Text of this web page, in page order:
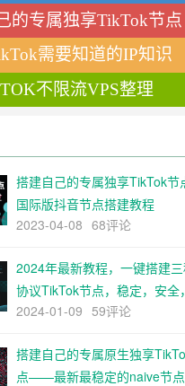
重手法！
的专属独享TikTok节点
需要知道的IP知识
不限流VPS整理
搭建自己的专属独享TikTok
国际版抖音节点搭建教程
2023-04-08 68评论
2024年最新教程，一键搭建
协议TikTok节点，稳定，安全
速，小白也能无脑搭建TiKTok独
2024-01-09 59评论
搭建自己的专属原生独享
点——最新最稳定的naive节